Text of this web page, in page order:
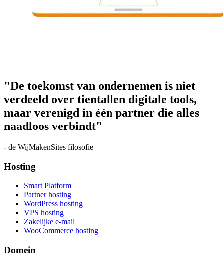
"De toekomst van ondernemen is niet
verdeeld over tientallen digitale tools,
maar verenigd in één partner die alles
naadloos verbindt"
- de WijMakenSites filosofie
Hosting
Smart Platform
Partner hosting
WordPress hosting
VPS hosting
Zakelijke e-mail
WooCommerce hosting
Domein